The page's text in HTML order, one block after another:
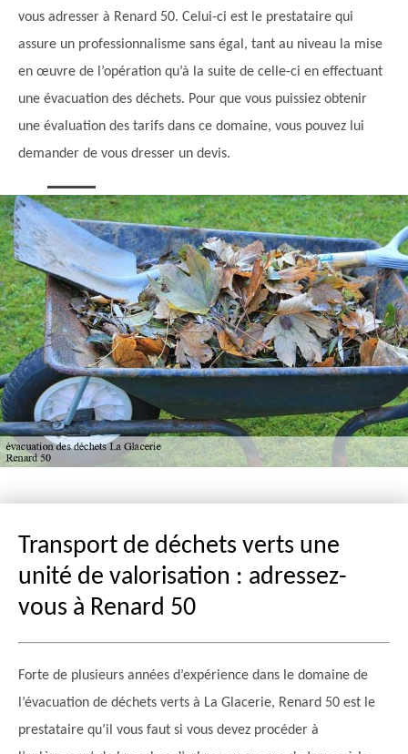
vous adresser à Renard 50. Celui-ci est le prestataire qui
assure un professionnalisme sans égal, tant au niveau la mise
en œuvre de l’opération qu’à la suite de celle-ci en effectuant
une évacuation des déchets. Pour que vous puissiez obtenir
une évaluation des tarifs dans ce domaine, vous pouvez lui
demander de vous dresser un devis.
Transport de déchets verts une
unité de valorisation : adressez-
vous à Renard 50
Forte de plusieurs années d’expérience dans le domaine de
l’évacuation de déchets verts à La Glacerie, Renard 50 est le
prestataire qu’il vous faut si vous devez procéder à